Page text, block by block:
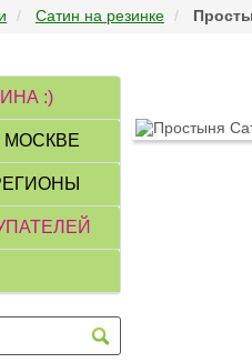
Сатин на резинке
:)
МОСКВЕ